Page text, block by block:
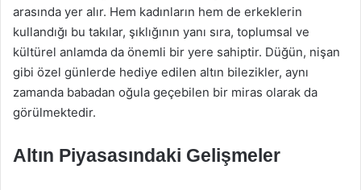
arasında yer alır. Hem kadınların hem de erkeklerin
kullandığı bu takılar, şıklığının yanı sıra, toplumsal ve
kültürel anlamda da önemli bir yere sahiptir. Düğün, nişan
gibi özel günlerde hediye edilen altın bilezikler, aynı
zamanda babadan oğula geçebilen bir miras olarak da
görülmektedir.
Altın Piyasasındaki Gelişmeler